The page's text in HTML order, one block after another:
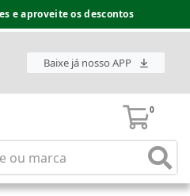
e aproveite os descontos
Baixe já nosso APP
0